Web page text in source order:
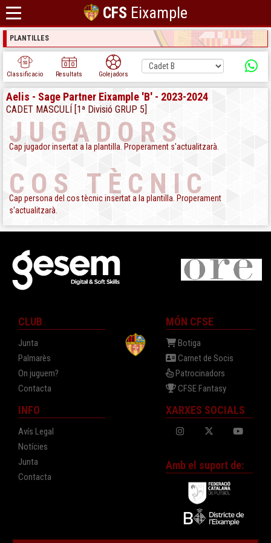
CFS Eixample
PLANTILLES
Classificacio Resultats Golejadors
Aelis - Sage Partner Eixample 'B' - 2023-2024
CADET MASCULÍ [1ª Divisió GRUP 5]
JUGADORS
Cap jugador insertat a la plantilla. Properament s'actualitzarà.
COS TÈCNIC
Cap persona del cos tècnic insertat a la plantilla. Properament
s'actualitzarà.
CLUB
Junta
Palmarès
On juguem?
Contacta
INFO
Avís Legal
Notícies
Junta
Contacta
MÓN CFSE
Botiga
Carnet de Socis
Patrocinadors
CFSE Fantasy
XARXES SOCIALS
Amb el suport de: